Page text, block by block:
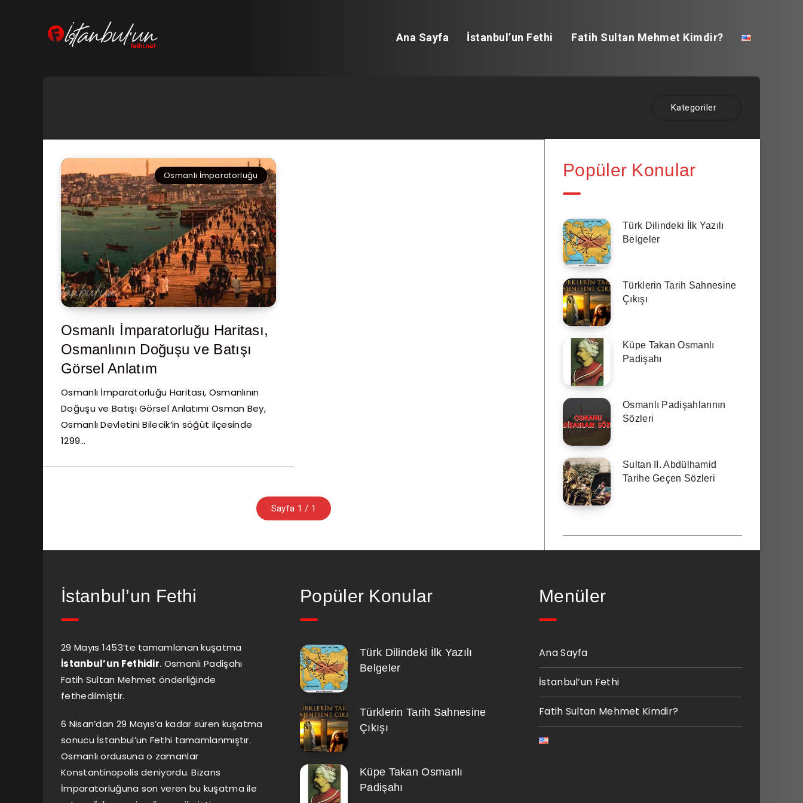
Ana Sayfa İstanbul’un Fethi Fatih Sultan Mehmet Kimdir?
Kategoriler
Osmanlı İmparatorluğu
Osmanlı İmparatorluğu Haritası,
Osmanlının Doğuşu ve Batışı
Görsel Anlatım
Osmanlı İmparatorluğu Haritası, Osmanlının
Doğuşu ve Batışı Görsel Anlatımı Osman Bey,
Osmanlı Devletini Bilecik’in söğüt ilçesinde
1299…
Sayfa 1 / 1
Popüler Konular
Türk Dilindeki İlk Yazılı
Belgeler
Türklerin Tarih Sahnesine
Çıkışı
Küpe Takan Osmanlı
Padişahı
Osmanlı Padişahlarının
Sözleri
Sultan II. Abdülhamid
Tarihe Geçen Sözleri
İstanbul’un Fethi
29 Mayıs 1453’te tamamlanan kuşatma
İstanbul’un Fethidir. Osmanlı Padişahı
Fatih Sultan Mehmet önderliğinde
fethedilmiştir.
6 Nisan’dan 29 Mayıs’a kadar süren kuşatma
sonucu İstanbul’un Fethi tamamlanmıştır.
Osmanlı ordusuna o zamanlar
Konstantinopolis deniyordu. Bizans
İmparatorluğuna son veren bu kuşatma ile
Popüler Konular
Türk Dilindeki İlk Yazılı
Belgeler
Türklerin Tarih Sahnesine
Çıkışı
Küpe Takan Osmanlı
Padişahı
Menüler
Ana Sayfa
İstanbul’un Fethi
Fatih Sultan Mehmet Kimdir?